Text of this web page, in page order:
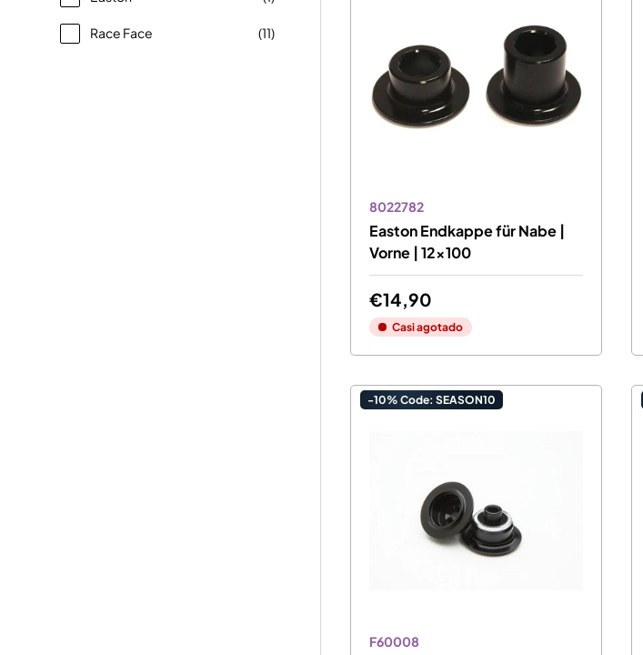
Race Face (11)
8022782
Easton Endkappe für Nabe |
Vorne | 12x100
€14,90
Casi agotado
-10% Code: SEASON10
F60008